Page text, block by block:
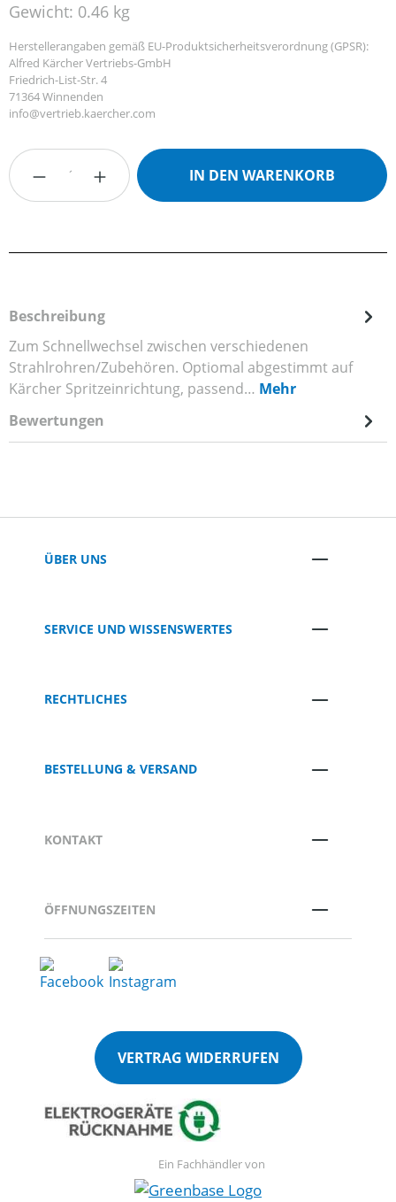
Gewicht: 0.46 kg
Herstellerangaben gemäß EU-Produktsicherheitsverordnung (GPSR):
Alfred Kärcher Vertriebs-GmbH
Friedrich-List-Str. 4
71364 Winnenden
info@vertrieb.kaercher.com
Produkt Anzahl: Gib den gewünschten
IN DEN WARENKORB
Beschreibung
Zum Schnellwechsel zwischen verschiedenen
Strahlrohren/Zubehören. Optiomal abgestimmt auf
Kärcher Spritzeinrichtung, passend… Mehr
Bewertungen
ÜBER UNS
SERVICE UND WISSENSWERTES
RECHTLICHES
BESTELLUNG & VERSAND
KONTAKT
ÖFFNUNGSZEITEN
VERTRAG WIDERRUFEN
Ein Fachhändler von